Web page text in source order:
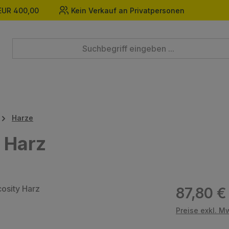
400,00 Kein Verkauf an Privatpersonen
Harze
Regulärer
87,80 €
Preise exkl.